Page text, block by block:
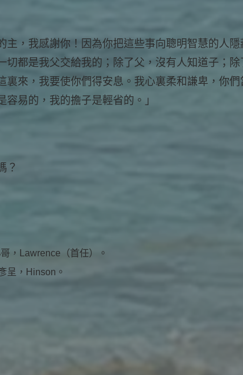
主，我感謝你！因為你把這些事向聰明智慧的人
切都是我父交給我的；除了父，沒有人知道子；
裏來，我要使你們得安息。我心裏柔和謙卑，你
易的，我的擔子是輕省的。」
？
，Lawrence（首任）。
呈，Hinson。